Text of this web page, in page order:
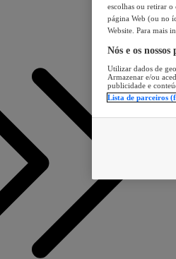
escolhas ou retirar
página Web (ou no
Website. Para mais
Nós e os
Utilizar dados de
Armazenar e/ou
publicidade e
Lista de parceiros